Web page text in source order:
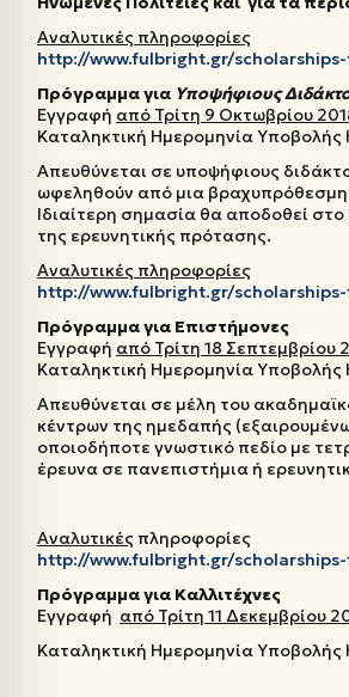
Αναλυτικές πληροφορίες
http://www.fulbright.gr/
Πρόγραμμα για Υποψήφιους
Εγγραφή από Τρίτη 9 Οκτωβρίου
Καταληκτική Ημερομηνία Υποβολής
Απευθύνεται σε υποψήφιους
ωφεληθούν από μια βραχυπρόθεσμη
Ιδιαίτερη σημασία θα αποδοθεί
της ερευνητικής πρότασης.
Αναλυτικές πληροφορίες
http://www.fulbright.gr/
Πρόγραμμα για Επιστήμονες
Εγγραφή από Τρίτη 18 Σεπτεμβρίου
Καταληκτική Ημερομηνία Υποβολής
Απευθύνεται σε μέλη του
κέντρων της ημεδαπής
οποιοδήποτε γνωστικό πεδίο με
έρευνα σε πανεπιστήμια ή
Αναλυτικές πληροφορίες
http://www.fulbright.gr/
Πρόγραμμα για Καλλιτέχνες
Εγγραφή από Τρίτη 11 Δεκεμβρίου
Καταληκτική Ημερομηνία Υποβολής